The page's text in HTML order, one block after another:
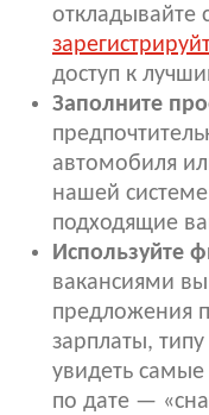
откладывайте
доступ к
Заполните
автомобиля
нашей
подходящие
Используйте
вакансиями
предложения
зарплаты,
увидеть
по дате —